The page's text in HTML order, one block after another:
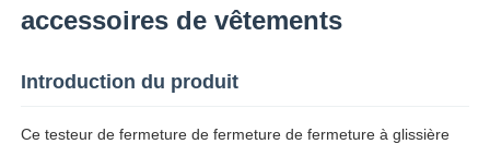
Produits
accessoires de vêtements
Introduction du produit
Ce testeur de fermeture de fermeture de fermeture à glissière